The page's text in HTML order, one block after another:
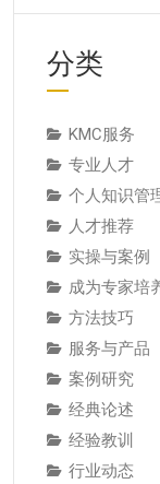
分类
KMC服务
专业人才
个人知识管
人才推荐
实操与案例
成为专家培
方法技巧
服务与产品
案例研究
经典论述
经验教训
行业动态